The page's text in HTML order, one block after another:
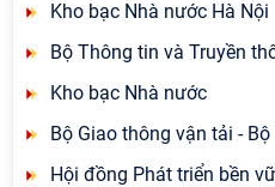
Kho bạc Nhà nước Hà Nội
Bộ Thông tin và Truyền
Kho bạc Nhà nước
Bộ Giao thông vận tải -
Hội đồng Phát triển bền